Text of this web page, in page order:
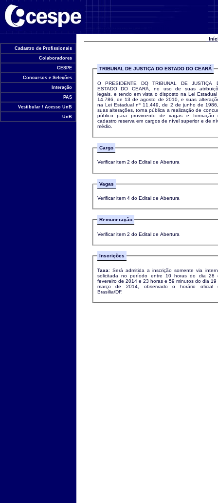
Cadastro de Profissionais
Colaboradores
CESPE
Concursos e Seleções
Interação
PAS
Vestibular / Acesso UnB
UnB
TRIBUNAL DE JUSTIÇA DO ESTADO DO CEARÁ
O PRESIDENTE DO TRIBUNAL DE JUSTIÇA
ESTADO DO CEARÁ, no uso de suas
legais, e tendo em vista o disposto na Lei Estadual
14.786, de 13 de agosto de 2010, e suas
na Lei Estadual nº 11.449, de 2 de junho de
suas alterações, torna pública a realização de
público para provimento de vagas e formação
cadastro reserva em cargos de nível superior e de
médio.
Cargo
Verificar item 2 do Edital de Abertura
Vagas
Verificar item 4 do Edital de Abertura
Remuneração
Verificar item 2 do Edital de Abertura
Inscrições
Taxa: Será admitida a inscrição somente via
solicitada no período entre 10 horas do dia 28
fevereiro de 2014 e 23 horas e 59 minutos do dia 19
março de 2014, observado o horário oficial
Brasília/DF.